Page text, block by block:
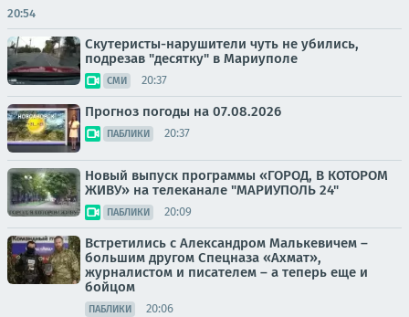
20:54
Скутеристы-нарушители чуть не убились,
подрезав "десятку" в Мариуполе
СМИ 20:37
Прогноз погоды на 07.08.2026
ПАБЛИКИ 20:37
Новый выпуск программы «ГОРОД, В КОТОРОМ
ЖИВУ» на телеканале "МАРИУПОЛЬ 24"
ПАБЛИКИ 20:09
Встретились с Александром Малькевичем –
большим другом Спецназа «Ахмат»,
журналистом и писателем – а теперь еще и
бойцом
ПАБЛИКИ 20:06